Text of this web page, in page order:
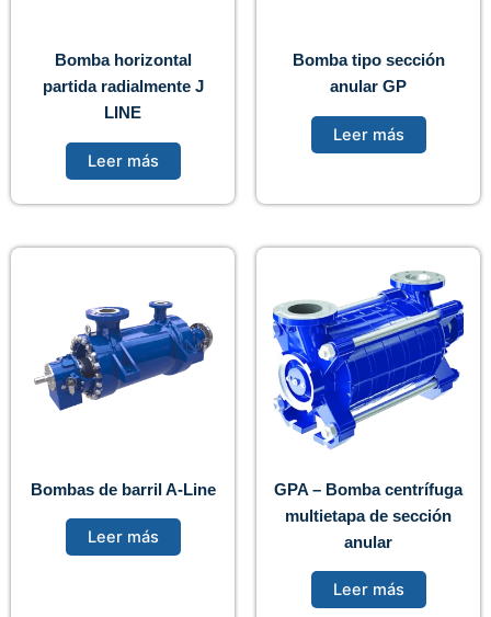
Bomba horizontal
partida radialmente J
LINE
Leer más
Bomba tipo sección
anular GP
Leer más
Bombas de barril A-Line
Leer más
GPA – Bomba centrífuga
multietapa de sección
anular
Leer más